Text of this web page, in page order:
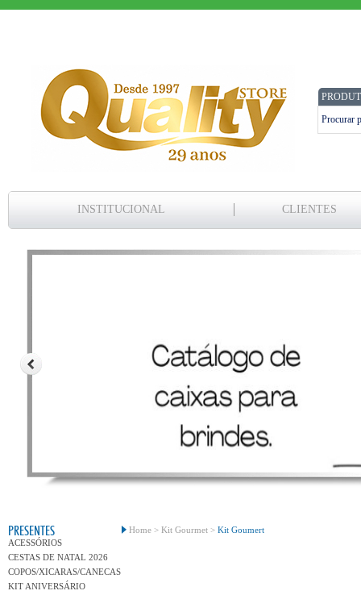
INSTITUCIONAL CLIENTES
PRESENTES
ACESSÓRIOS
CESTAS DE NATAL 2026
COPOS/XICARAS/CANECAS
KIT ANIVERSÁRIO
Home > Kit Gourmet > Kit Goumert